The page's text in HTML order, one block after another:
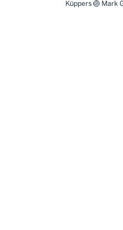
Küppers 🏐 Mark